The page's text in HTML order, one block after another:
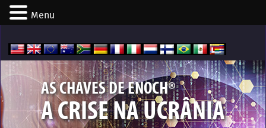
AS CHAVES DE ENOCH®
A CRISE NA UCRÂNIA
Menu